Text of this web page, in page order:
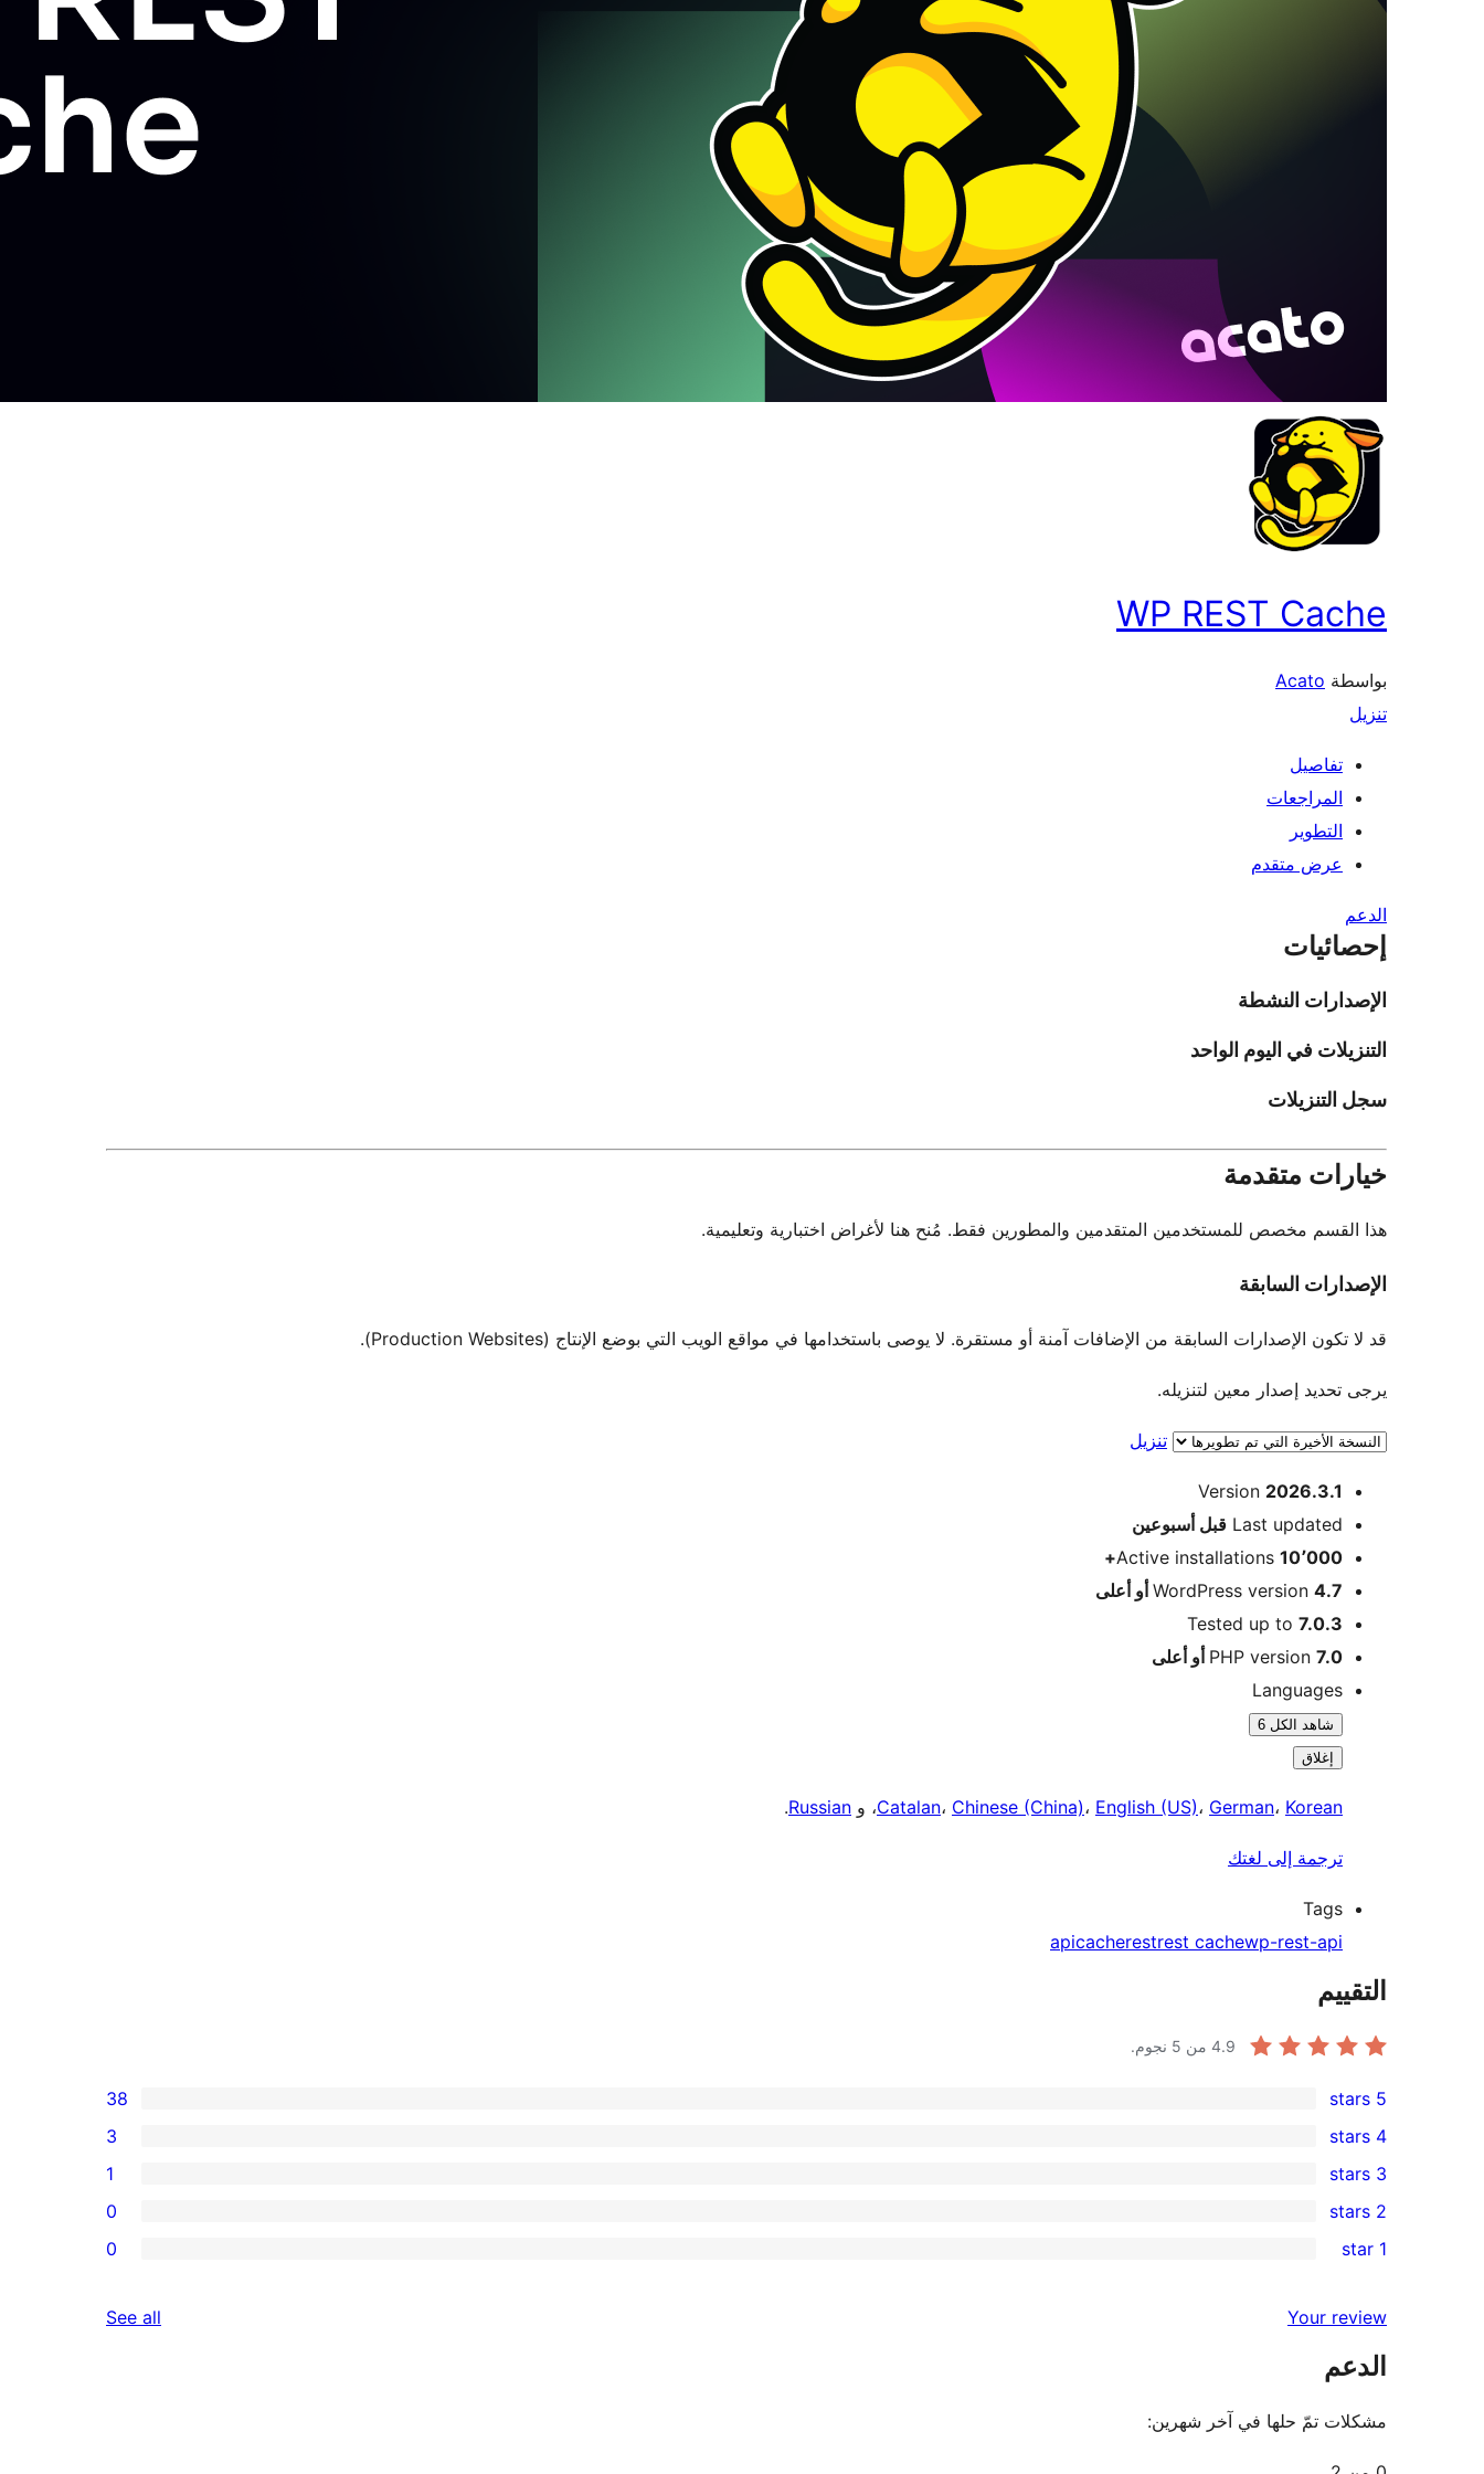
WP REST Cache
بواسطة Acato
تنزيل
تفاصيل
المراجعات
التطوير
عرض متقدم
الدعم
إحصائيات
الإصدارات النشطة
التنزيلات في اليوم الواحد
سجل التنزيلات
خيارات متقدمة
هذا القسم مخصص للمستخدمين المتقدمين والمطورين فقط. مُنح هنا لأغراض اختبارية وتعليمية.
الإصدارات السابقة
قد لا تكون الإصدارات السابقة من الإضافات آمنة أو مستقرة. لا يوصى باستخدامها في مواقع الويب التي بوضع الإنتاج (Production Websites).
يرجى تحديد إصدار معين لتنزيله.
تنزيل
ميتا
Meta
Version 2026.3.1
Last updated قبلأسبوعين
Active installations 10٬000+
WordPress version 4.7 أو أعلى
Tested up to 7.0.3
PHP version 7.0 أو أعلى
Languages
شاهد الكل 6
إغلاق
Catalan، Chinese (China)، English (US)، German، Korean ، و Russian
.
ترجمة إلى لغتك
Tags
apicacherestrest cachewp-rest-api
التقييم
4.9 من 5 نجوم.
38
5-
star
reviews
5 stars
38
4-
star
reviews
4 stars
3
1
3-
star
3 stars
1
2-
reviews
2 stars
0
star
reviews
1 star
0
Your review
See all
الدعم
مشكلات تمّ حلها في آخر شهرين: